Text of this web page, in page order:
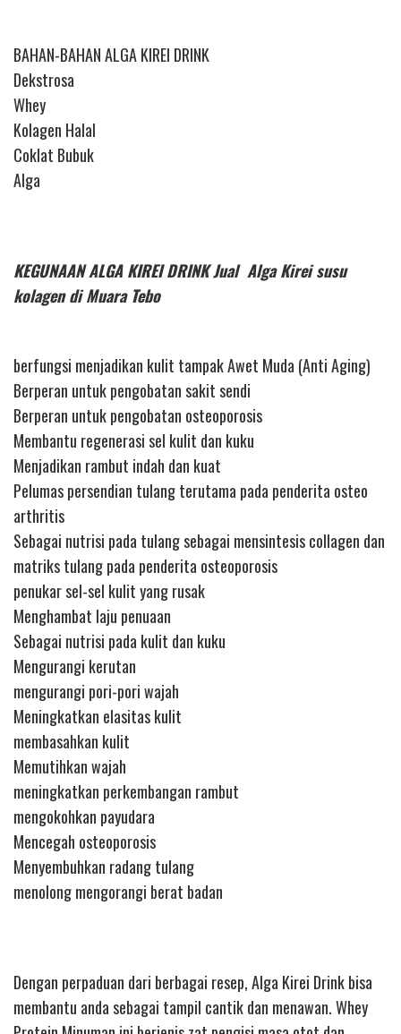
BAHAN-BAHAN ALGA KIREI DRINK
Dekstrosa
Whey
Kolagen Halal
Coklat Bubuk
Alga
KEGUNAAN ALGA KIREI DRINK Jual Alga Kirei susu
kolagen di Muara Tebo
berfungsi menjadikan kulit tampak Awet Muda (Anti Aging)
Berperan untuk pengobatan sakit sendi
Berperan untuk pengobatan osteoporosis
Membantu regenerasi sel kulit dan kuku
Menjadikan rambut indah dan kuat
Pelumas persendian tulang terutama pada penderita osteo
arthritis
Sebagai nutrisi pada tulang sebagai mensintesis collagen dan
matriks tulang pada penderita osteoporosis
penukar sel-sel kulit yang rusak
Menghambat laju penuaan
Sebagai nutrisi pada kulit dan kuku
Mengurangi kerutan
mengurangi pori-pori wajah
Meningkatkan elasitas kulit
membasahkan kulit
Memutihkan wajah
meningkatkan perkembangan rambut
mengokohkan payudara
Mencegah osteoporosis
Menyembuhkan radang tulang
menolong mengorangi berat badan
Dengan perpaduan dari berbagai resep, Alga Kirei Drink bisa
membantu anda sebagai tampil cantik dan menawan. Whey